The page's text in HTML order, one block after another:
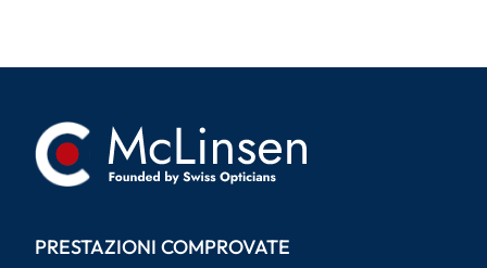
PRESTAZIONI COMPROVATE